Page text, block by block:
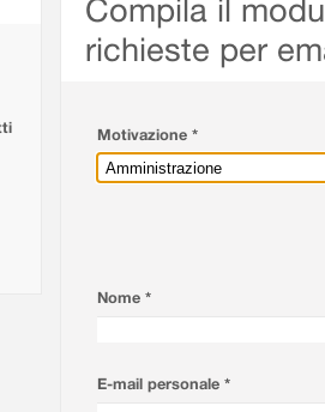
Compila il
richieste per
Motivazione *
Nome *
E-mail personale *